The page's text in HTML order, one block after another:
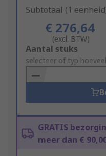
Subtotaal (1
€ 276,64
(excl. BTW)
Add
to
Basket
Aantal stuks
selecteer of typ
GRATIS
meer dan €